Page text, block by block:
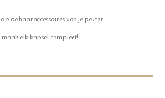
de haaraccessoires van je peuter.
elk kapsel compleet!